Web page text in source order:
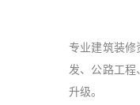
专业建筑装修
发、公路工程
升级。